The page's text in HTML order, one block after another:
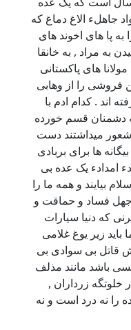
جاهلء الاغ دماغ که
پا های اخوند های
به مراد , به خانقا
های پاکستانی
فروشی را از وهابی
اند . کدام ادم با
دشمنان قسم خورده
میداشتند دست
ها برای بربادی
امدادء یک عده بی
بیایند و همه ما را
جهل فساد و حماقت و
که دنیا سیارات
زیر یوغ غلامی
قاتل بی سوادی بی
باشد مانند مذلف
خلوتگه زرداران ,
را نه درد است و نه